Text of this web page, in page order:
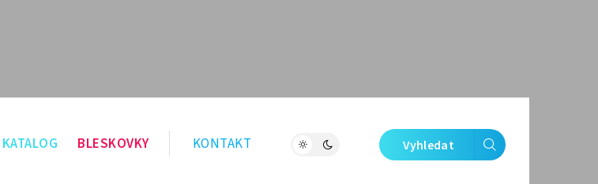
KATALOG BLESKOVKY KONTAKT Vyhledat